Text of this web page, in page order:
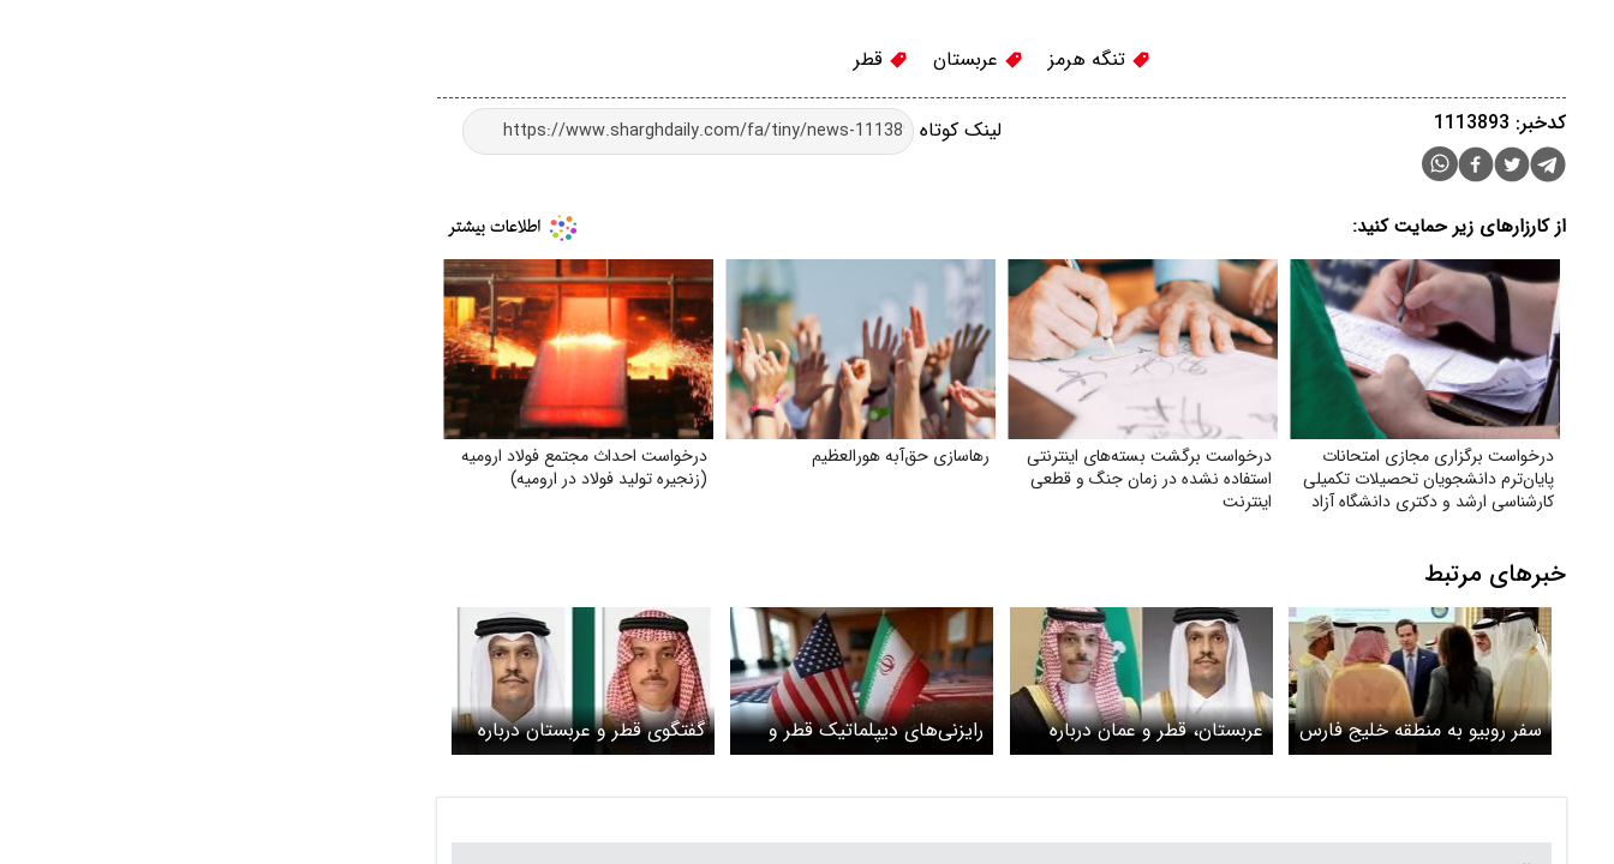
تنگه هرمز عربستان قطر
لینک کوتاه کدخبر: 1113893
از کارزارهای زیر حمایت کنید:
درخواست برگزاری مجازی امتحانات
پایان‌ترم دانشجویان تحصیلات تکمیلی
کارشناسی ارشد و دکتری دانشگاه آزاد
درخواست برگشت بسته‌های اینترنتی
استفاده نشده در زمان جنگ و قطعی
اینترنت
رهاسازی حق‌آبه هورالعظیم
درخواست احداث مجتمع فولاد ارومیه
(زنجیره تولید فولاد در ارومیه)
خبرهای مرتبط
سفر روبیو به منطقه خلیج فارس
به جز قطر و عربستان
عربستان، قطر و عمان درباره
نتایج تفاهم ایران و آمریکا
رایزنی‌های دیپلماتیک قطر و
عربستان درباره تفاهم اسلام‌آباد
گفتگوی قطر و عربستان درباره
توافق ایران و آمریکا